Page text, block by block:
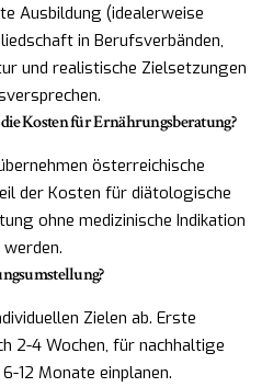
Ausbildung (idealerweise
in Berufsverbänden,
und realistische Zielsetzungen
Kosten für Ernährungsberatung?
österreichische
der Kosten für diätologische
ohne medizinische Indikation
Zielen ab. Erste
2-4 Wochen, für nachhaltige
12 Monate einplanen.